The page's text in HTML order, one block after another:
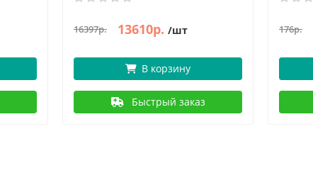
16397р. 13610р. /шт
В корзину
Быстрый заказ
176р.